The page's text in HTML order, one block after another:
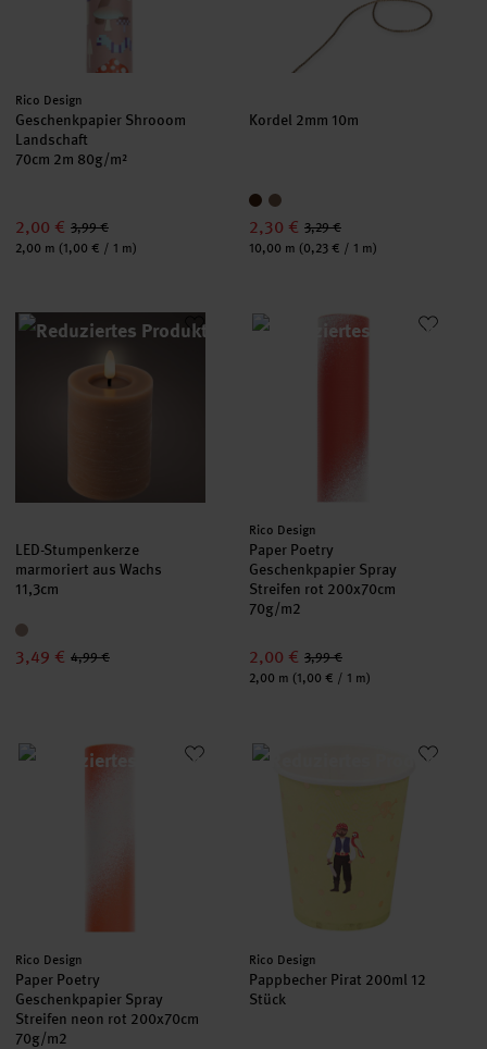
Hersteller:
Rico Design
Geschenkpapier Shrooom
Landschaft
70cm 2m 80g/m²
2,00 € 3,99 €
Inhalt:
2,00 m (1,00 € / 1 m)
Kordel 2mm 10m
2,30 € 3,29 €
Inhalt:
10,00 m (0,23 € / 1 m)
LED-Stumpenkerze marmoriert aus Wachs 11,3cm
LED-Stumpenkerze
marmoriert aus Wachs
11,3cm
3,49 € 4,99 €
Paper Poetry Geschenkpapier
Hersteller:
Rico Design
Paper Poetry
Geschenkpapier Spray
Streifen rot 200x70cm
70g/m2
2,00 € 3,99 €
Inhalt:
2,00 m (1,00 € / 1 m)
Paper Poetry Geschenkpapier Spray Streifen neon rot
Hersteller:
Rico Design
Paper Poetry
Geschenkpapier Spray
Streifen neon rot 200x70cm
70g/m2
Pappbecher Pirat 200ml 12
Hersteller:
Rico Design
Pappbecher Pirat 200ml 12
Stück